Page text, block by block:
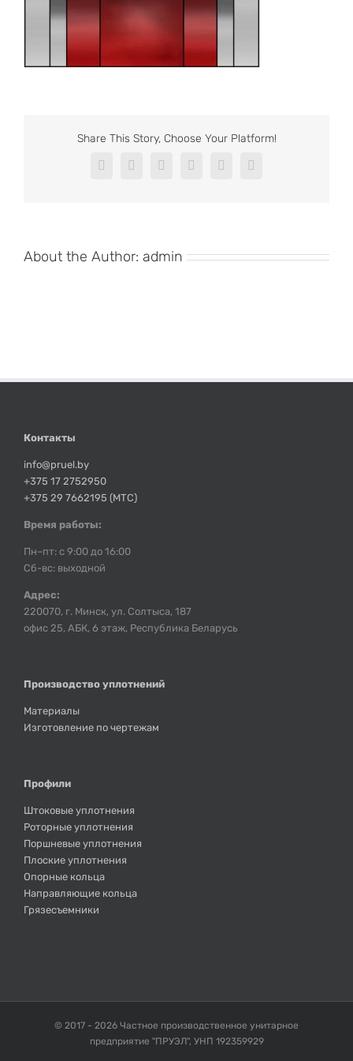
Share This Story, Choose Your Platform!
Facebook
X RedditLinkedInPinterestVk
About the Author: admin
Контакты
info@pruel.by
+375 17 2752950
+375 29 7662195 (МТС)
Время работы:
Пн–пт: с 9:00 до 16:00
Сб-вс: выходной
Адрес:
220070, г. Минск, ул. Солтыса, 187
офис 25, АБК, 6 этаж, Республика Беларусь
Производство уплотнений
Материалы
Изготовление по чертежам
Профили
Штоковые уплотнения
Роторные уплотнения
Поршневые уплотнения
Плоские уплотнения
Опорные кольца
Направляющие кольца
Грязесъемники
© 2017 - 2026 Частное производственное унитарное
предприятие "ПРУЭЛ", УНП 192359929